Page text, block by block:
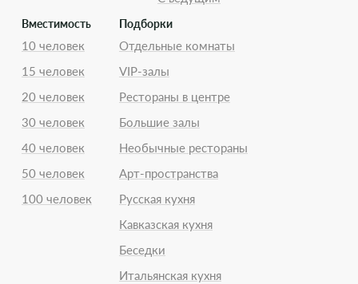
Вместимость
10 человек
15 человек
20 человек
30 человек
40 человек
50 человек
100 человек
Подборки
Отдельные комнаты
VIP-залы
Рестораны в центре
Большие залы
Необычные рестораны
Арт-пространства
Русская кухня
Кавказская кухня
Беседки
Итальянская кухня